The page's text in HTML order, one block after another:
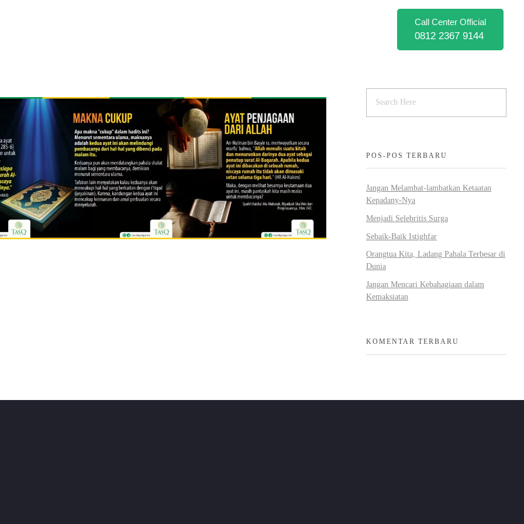
Call Center Official
0812 2367 9144
POS-POS TERBARU
Jangan Melambat-lambatkan Ketaatan
Kepadany-Nya
Menjadi Selebritis Surga
Sebaik-Baik Istighfar
Orangtua Kita, Ladang Pahala Terbesar di
Dunia
Jangan Mencari Kebahagiaan dalam
Kemaksiatan
KOMENTAR TERBARU